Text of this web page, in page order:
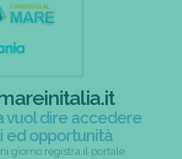
vuol dire accedere
ed opportunità
giorno registra il portale